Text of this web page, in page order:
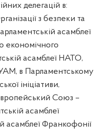
делегацій в:
з безпеки та
асамблеї
економічного
асамблеї НАТО,
в Парламентському
ініціативи,
Союз –
асамблеї
асамблеї Франкофонії